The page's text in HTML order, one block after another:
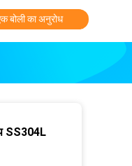
बोली का अनुरोध
SS304L